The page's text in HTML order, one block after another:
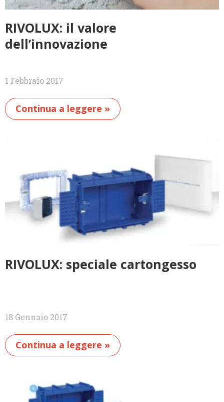
RIVOLUX: il valore
dell’innovazione
1 Febbraio 2017
Continua a leggere »
RIVOLUX: speciale cartongesso
18 Gennaio 2017
Continua a leggere »